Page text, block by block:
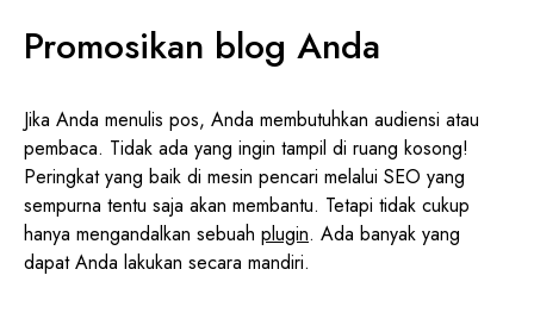
Promosikan blog Anda
Jika Anda menulis pos, Anda membutuhkan audiensi atau
pembaca. Tidak ada yang ingin tampil di ruang kosong!
Peringkat yang baik di mesin pencari melalui SEO yang
sempurna tentu saja akan membantu. Tetapi tidak cukup
hanya mengandalkan sebuah plugin. Ada banyak yang
dapat Anda lakukan secara mandiri.